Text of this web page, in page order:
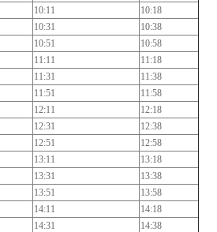
10:11
10:18
10:31
10:38
10:51
10:58
11:11
11:18
11:31
11:38
11:51
11:58
12:11
12:18
12:31
12:38
12:51
12:58
13:11
13:18
13:31
13:38
13:51
13:58
14:11
14:18
14:31
14:38